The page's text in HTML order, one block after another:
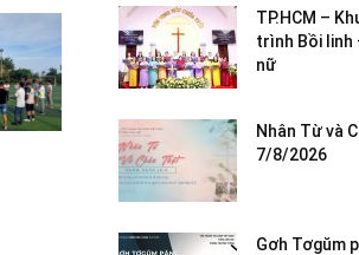
TP.HCM –
trình Bồi linh
nữ
Nhân Từ và
7/8/2026
Gơh Tơgŭm